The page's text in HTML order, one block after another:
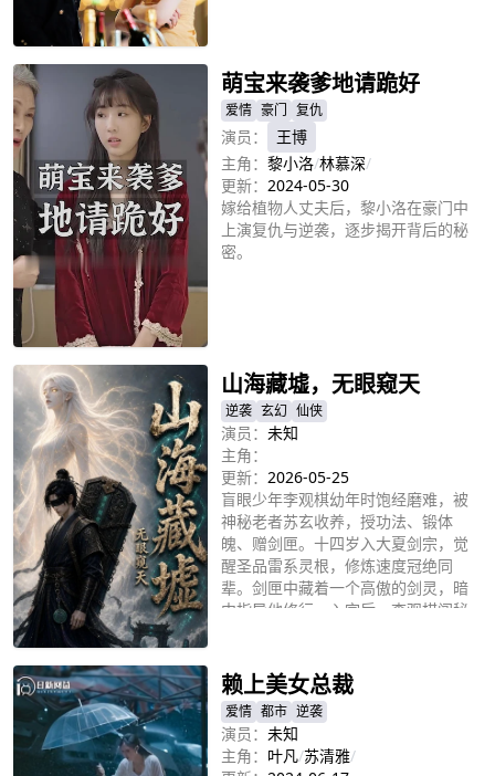
萌宝来袭爹地请跪好
爱情 豪门 复仇
演员：
王博
主角： 黎小洛/林慕深/
更新： 2024-05-30
嫁给植物人丈夫后，黎小洛在豪门中
上演复仇与逆袭，逐步揭开背后的秘
密。
山海藏墟，无眼窥天
逆袭 玄幻 仙侠
演员： 未知
主角：
更新： 2026-05-25
盲眼少年李观棋幼年时饱经磨难，被
神秘老者苏玄收养，授功法、锻体
魄、赠剑匣。十四岁入大夏剑宗，觉
醒圣品雷系灵根，修炼速度冠绝同
辈。剑匣中藏着一个高傲的剑灵，暗
中指导他修行。入宗后，李观棋闯秘
赖上美女总裁
爱情 都市 逆袭
演员： 未知
主角： 叶凡/苏清雅/